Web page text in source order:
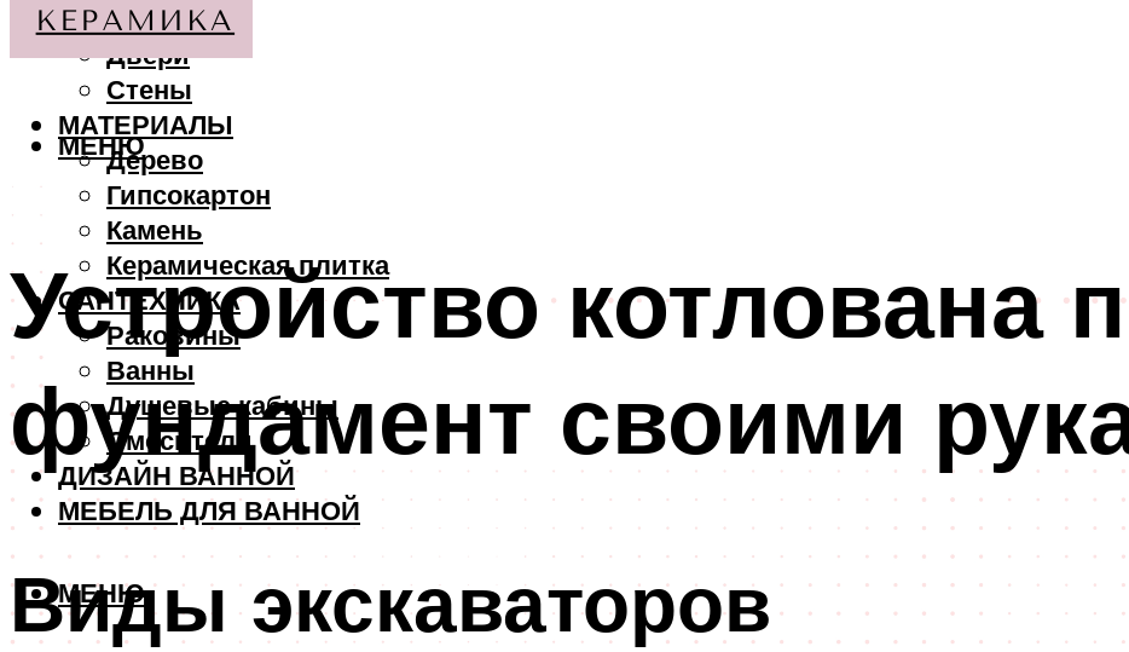
Потолки
Двери
Стены
МАТЕРИАЛЫ
Дерево
Гипсокартон
Камень
Керамическая плитка
САНТЕХНИКА
Раковины
Ванны
Душевые кабины
Смесители
ДИЗАЙН ВАННОЙ
МЕБЕЛЬ ДЛЯ ВАННОЙ
МЕНЮ
МЕНЮ
Устройство котлована
фундамент своими
Виды экскаваторов